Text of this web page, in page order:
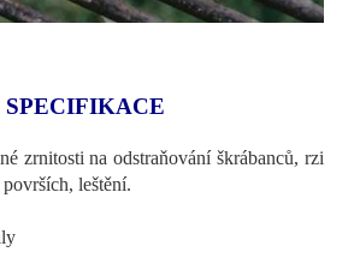
zrnitosti na odstraňování škrábanců, rzi
leštění.